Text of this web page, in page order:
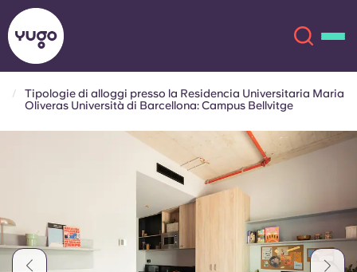
English (US)
Català
Tipologie di alloggi presso la Residencia Universitaria Maria
Oliveras Università di Barcellona: Campus Bellvitge